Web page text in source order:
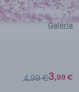
Galéria
4,99 €3,99 €